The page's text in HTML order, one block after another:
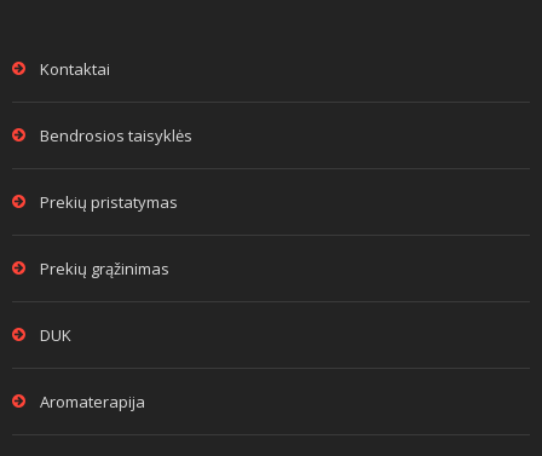
Kontaktai
Bendrosios taisyklės
Prekių pristatymas
Prekių grąžinimas
DUK
Aromaterapija